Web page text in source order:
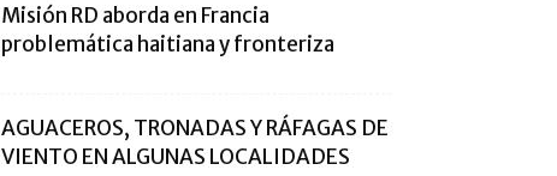
Misión RD aborda en Francia
problemática haitiana y fronteriza
AGUACEROS, TRONADAS Y RÁFAGAS DE
VIENTO EN ALGUNAS LOCALIDADES